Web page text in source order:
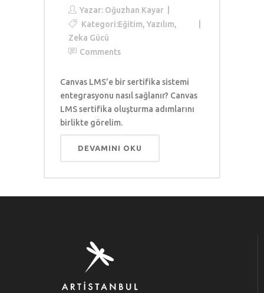
Yazar: Oğuzhan Kayar
Kategori:Eğitim, Yazılım,
Zeka Gücü
Comments
Canvas LMS’e bir sertifika sistemi
entegrasyonu nasıl sağlanır? Canvas
LMS sertifika oluşturma adımlarını
birlikte görelim.
DEVAMINI OKU